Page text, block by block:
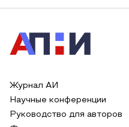
Журнал АИ
Научные конференции
Руководство для авторов